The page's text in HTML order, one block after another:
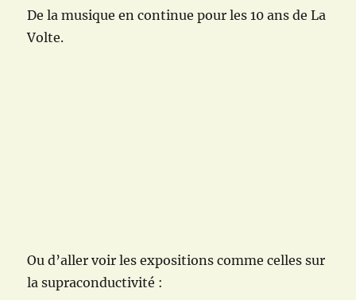
De la musique en continue pour les 10 ans de La
Volte.
Ou d’aller voir les expositions comme celles sur
la supraconductivité :